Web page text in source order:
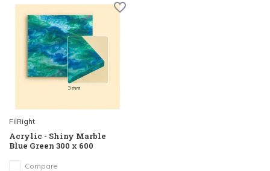
FilRight
Acrylic - Shiny Marble
Blue Green 300 x 600
Compare